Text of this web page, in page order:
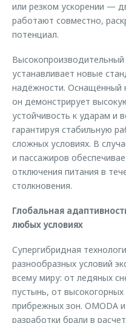
или резком ускорении —
работают совместно,
потенциал.
устанавливает новые
надёжности. Оснащённый
он демонстрирует
устойчивость к ударам и
гарантируя стабильную
сложных условиях. В
и пассажиров
отключения питания в
столкновения.
Глобальная
любых условиях
Супергибридная
разнообразных условий
всему миру: от ледяных
пустынь, от
прибрежных зон. OMODA и
разработки брали в